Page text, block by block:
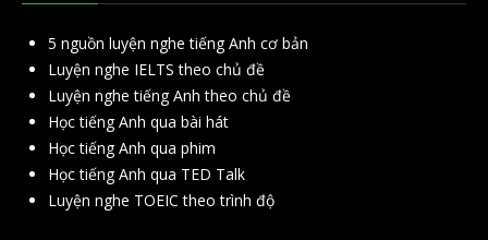
5 nguồn luyện nghe tiếng Anh cơ bản
Luyện nghe IELTS theo chủ đề
Luyện nghe tiếng Anh theo chủ đề
Học tiếng Anh qua bài hát
Học tiếng Anh qua phim
Học tiếng Anh qua TED Talk
Luyện nghe TOEIC theo trình độ